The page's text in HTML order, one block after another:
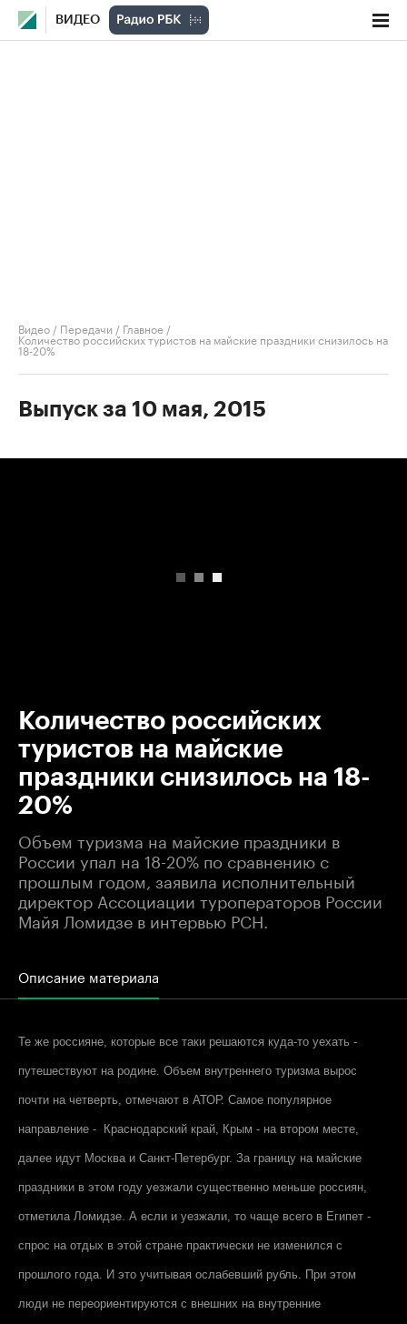
ВИДЕО
Видео / Передачи / Главное /
Количество российских туристов на майские праздники снизилось на
18-20%
Выпуск за 10 мая, 2015
Количество российских
туристов на майские
праздники снизилось на 18-
20%
Объем туризма на майские праздники в
России упал на 18-20% по сравнению с
прошлым годом, заявила исполнительный
директор Ассоциации туроператоров России
Майя Ломидзе в интервью РСН.
Описание материала
Те же россияне, которые все таки решаются куда-то уехать -
путешествуют на родине. Объем внутреннего туризма вырос
почти на четверть, отмечают в АТОР. Самое популярное
направление - Краснодарский край, Крым - на втором месте,
далее идут Москва и Санкт-Петербург. За границу на майские
праздники в этом году уезжали существенно меньше россиян,
отметила Ломидзе. А если и уезжали, то чаще всего в Египет -
спрос на отдых в этой стране практически не изменился с
прошлого года. И это учитывая ослабевший рубль. При этом
люди не переориентируются с внешних на внутренние